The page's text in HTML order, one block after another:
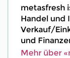
metasfresh
Handel und
Verkauf/
und
Mehr über